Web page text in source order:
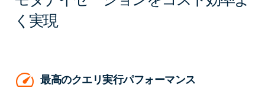
く実現
speed 最高のクエリ実行パフォーマンス